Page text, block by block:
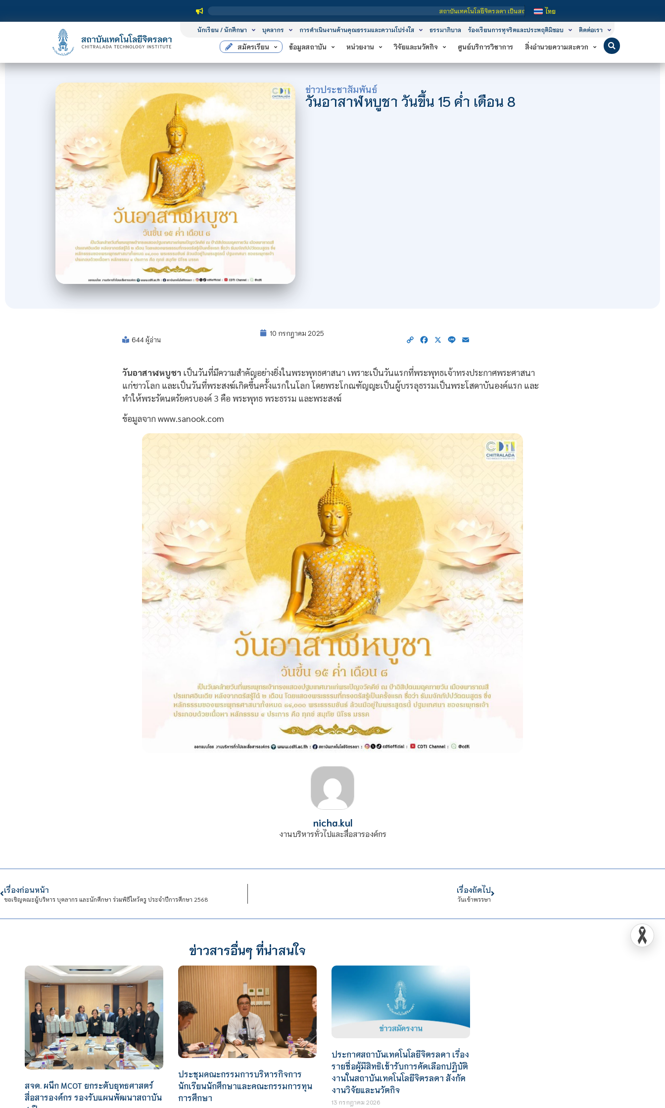
สถาบันเทคโนโลยีจิตรลดา เป็นสถาบันอุดมศึกษาในกำกับของรัฐ เปิดหลักสูตรการเรียนการสอน 3 ระดับ
ไทย
นักเรียน / นักศึกษา บุคลากร การดำเนินงานด้านคุณธรรมและความโปร่งใส ธรรมาภิบาล ร้องเรียนการทุจริตและประพฤติมิชอบ ติดต่อเรา
สมัครเรียน ข้อมูลสถาบัน หน่วยงาน วิจัยและนวัตกิจ ศูนย์บริการวิชาการ สิ่งอำนวยความสะดวก
ข่าวประชาสัมพันธ์
วันอาสาฬหบูชา วันขึ้น 15 ค่ำ เดือน 8
644 ผู้อ่าน
10 กรกฎาคม 2025
Copy Facebook
X Line
วันอาสาฬหบูชา เป็นวันที่มีความสำคัญอย่างยิ่งในพระพุทธศาสนา เพราะเป็นวันแรกที่พระพุทธเจ้าทรงประกาศพระศาสนา
แก่ชาวโลก และเป็นวันที่พระสงฆ์เกิดขึ้นครั้งแรกในโลก โดยพระโกณฑัญญะเป็นผู้บรรลุธรรมเป็นพระโสดาบันองค์แรก และ
ทำให้พระรัตนตรัยครบองค์ 3 คือ พระพุทธ พระธรรม และพระสงฆ์
ข้อมูลจากwww.sanook.com
nicha.kul
งานบริหารทั่วไปและสื่อสารองค์กร
เรื่องก่อนหน้า
ขอเชิญคณะผู้บริหาร บุคลากร และนักศึกษา ร่วมพิธีไหว้ครู ประจำปีการศึกษา 2568
เรื่องถัดไป
วันเข้าพรรษา
ข่าวสารอื่นๆ ที่น่าสนใจ
สจด. ผนึก MCOT ยกระดับยุทธศาสตร์
สื่อสารองค์กร รองรับแผนพัฒนาสถาบัน
ประชุมคณะกรรมการบริหารกิจการ
นักเรียนนักศึกษาและคณะกรรมการทุน
การศึกษา
ประกาศสถาบันเทคโนโลยีจิตรลดา เรื่อง
รายชื่อผู้มีสิทธิเข้ารับการคัดเลือกปฏิบัติ
งานในสถาบันเทคโนโลยีจิตรลดา สังกัด
งานวิจัยและนวัตกิจ
13 กรกฎาคม 2026